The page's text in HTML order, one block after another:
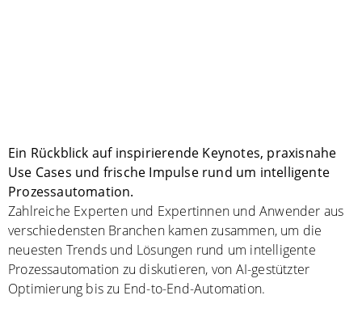
Ein Rückblick auf inspirierende Keynotes, praxisnahe
Use Cases und frische Impulse rund um intelligente
Prozessautomation.
Zahlreiche Experten und Expertinnen und Anwender aus
verschiedensten Branchen kamen zusammen, um die
neuesten Trends und Lösungen rund um intelligente
Prozessautomation zu diskutieren, von AI-gestützter
Optimierung bis zu End-to-End-Automation.